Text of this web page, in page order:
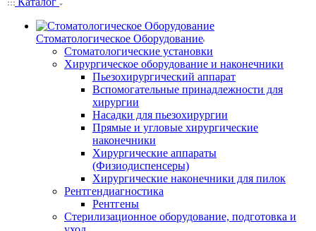
Стоматологическое Оборудование
Стоматологические установки
Хирургическое оборудование и наконечники
Пьезохирургический аппарат
Вспомогательные принадлежности для
хирургии
Насадки для пьезохирургии
Прямые и угловые хирургические
наконечники
Хирургические аппараты
(Физиодиспенсеры)
Хирургические наконечники для пилок
Рентгендиагностика
Рентгены
Стерилизационное оборудование, подготовка и